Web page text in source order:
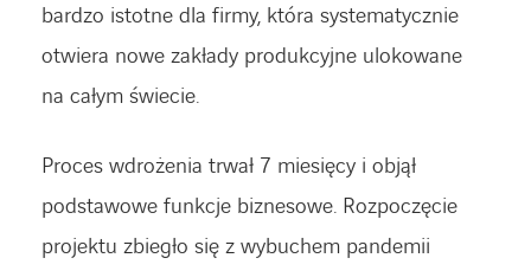
bardzo istotne dla firmy, która systematycznie
otwiera nowe zakłady produkcyjne ulokowane
na całym świecie.
Proces wdrożenia trwał 7 miesięcy i objął
podstawowe funkcje biznesowe. Rozpoczęcie
projektu zbiegło się z wybuchem pandemii